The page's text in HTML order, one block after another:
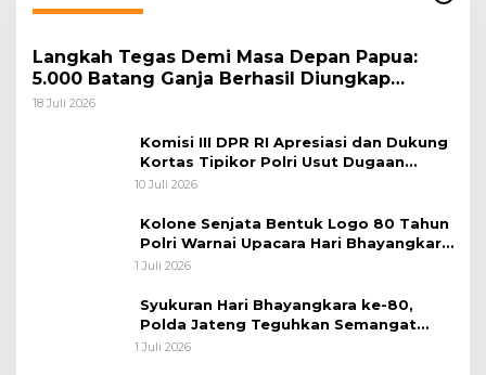
Langkah Tegas Demi Masa Depan Papua:
5.000 Batang Ganja Berhasil Diungkap
Koops TNI Habema
18 Juli 2026
Komisi III DPR RI Apresiasi dan Dukung
Kortas Tipikor Polri Usut Dugaan
Korupsi Batu Bara
10 Juli 2026
Kolone Senjata Bentuk Logo 80 Tahun
Polri Warnai Upacara Hari Bhayangkara
ke-80
1 Juli 2026
Syukuran Hari Bhayangkara ke-80,
Polda Jateng Teguhkan Semangat
Pengabdian dan Pererat Kebersamaan
1 Juli 2026